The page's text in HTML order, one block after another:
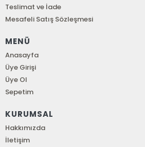
Teslimat ve İade
Mesafeli Satış Sözleşmesi
MENÜ
Anasayfa
Üye Girişi
Üye Ol
Sepetim
KURUMSAL
Hakkımızda
İletişim